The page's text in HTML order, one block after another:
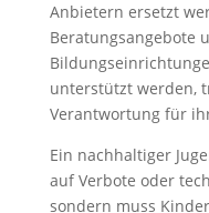
Anbietern ersetzt
Beratungsangebote
unterstützt werden,
Verantwortung für
Ein nachhaltiger
auf Verbote oder
sondern muss